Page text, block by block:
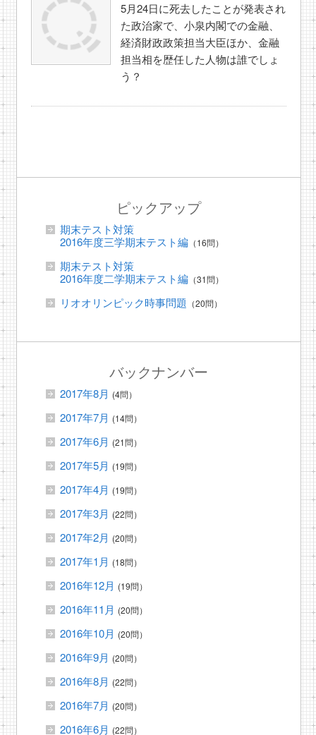
5月24日に死去したことが発表され
た政治家で、小泉内閣での金融、
経済財政政策担当大臣ほか、金融
担当相を歴任した人物は誰でしょ
う？
ピックアップ
期末テスト対策
2016年度三学期末テスト編（16問）
期末テスト対策
2016年度二学期末テスト編（31問）
リオオリンピック時事問題 （20問）
バックナンバー
2017年8月 (4問）
2017年7月 (14問）
2017年6月 (21問）
2017年5月 (19問）
2017年4月 (19問）
2017年3月 (22問）
2017年2月 (20問）
2017年1月 (18問）
2016年12月 (19問）
2016年11月 (20問）
2016年10月 (20問）
2016年9月 (20問）
2016年8月 (22問）
2016年7月 (20問）
2016年6月 (22問）